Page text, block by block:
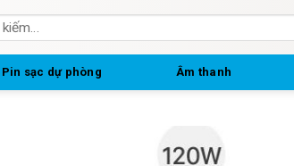
Pin sạc dự phòng Âm thanh